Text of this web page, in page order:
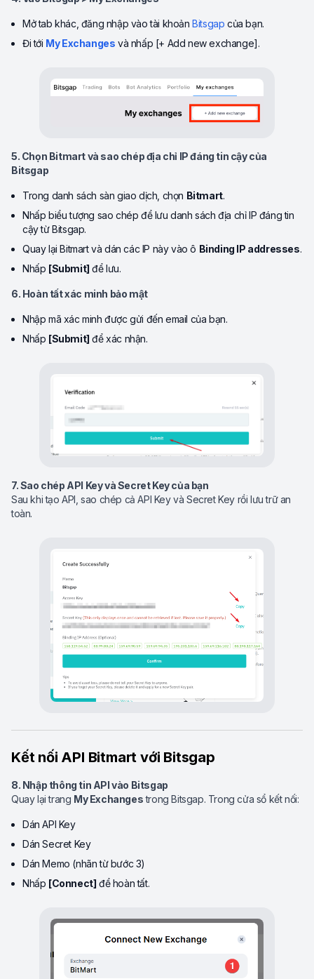
Mở tab khác, đăng nhập vào tài khoảnBitsgap của bạn.
Đi tới My Exchanges và nhấp [+ Add new exchange].
5. Chọn Bitmart và sao chép địa chỉ IP đáng tin cậy của
Bitsgap
Trong danh sách sàn giao dịch, chọn Bitmart.
Nhấp biểu tượng sao chép để lưu danh sách địa chỉ IP đáng tin
cậy từ Bitsgap.
Quay lại Bitmart và dán các IP này vào ô Binding IP addresses.
Nhấp [Submit] để lưu.
6. Hoàn tất xác minh bảo mật
Nhập mã xác minh được gửi đến email của bạn.
Nhấp [Submit] để xác nhận.
7. Sao chép API Key và Secret Key của bạn
Sau khi tạo API, sao chép cả API Key và Secret Key rồi lưu trữ an
toàn.
Kết nối API Bitmart với Bitsgap
8. Nhập thông tin API vào Bitsgap
Quay lại trang My Exchangestrong Bitsgap. Trong cửa sổ kết nối:
Dán API Key
Dán Secret Key
Dán Memo (nhãn từ bước 3)
Nhấp [Connect] để hoàn tất.